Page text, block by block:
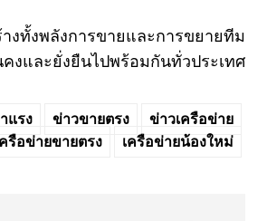
งทั้งพลังการขายและการขยายทีม
งและยั่งยืนไปพร้อมกันทั่วประเทศ
แรง ข่าวขายตรง
ข่าวเครือข่าย
รือข่ายขายตรง เครือข่ายน้องใหม่